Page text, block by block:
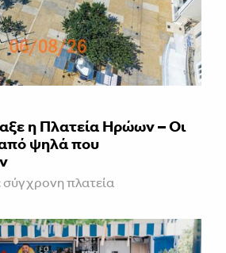
η Πλατεία Ηρώων – Οι
ψηλά που
πλατεία